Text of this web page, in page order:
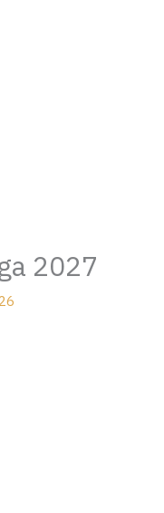
2027